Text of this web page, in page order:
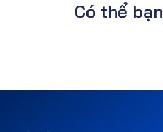
Có thể